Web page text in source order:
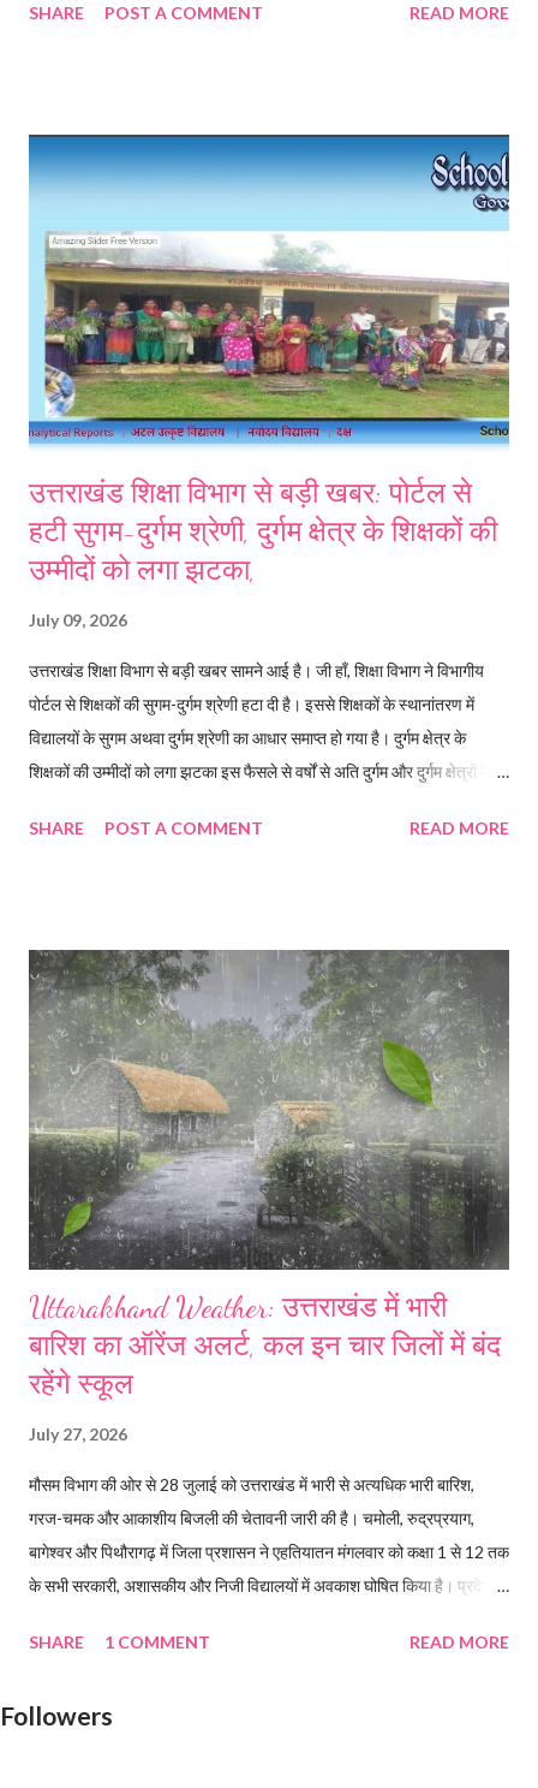
और टिहरी में जिला प्रशासन ने स्कूल बंद रखने के आदेश जारी किए किए। कल सभी
SHARE POST A COMMENT READ MORE
उत्तराखंड शिक्षा विभाग से बड़ी खबर: पोर्टल से
हटी सुगम-दुर्गम श्रेणी, दुर्गम क्षेत्र के शिक्षकों की
उम्मीदों को लगा झटका,
July 09, 2026
उत्तराखंड शिक्षा विभाग से बड़ी खबर सामने आई है। जी हाँ, शिक्षा विभाग ने विभागीय
पोर्टल से शिक्षकों की सुगम-दुर्गम श्रेणी हटा दी है। इससे शिक्षकों के स्थानांतरण में
विद्यालयों के सुगम अथवा दुर्गम श्रेणी का आधार समाप्त हो गया है। दुर्गम क्षेत्र के
शिक्षकों की उम्मीदों को लगा झटका इस फैसले से वर्षों से अति दुर्गम और दुर्गम क्षेत्रों में
को शिक्षा महानिदेशक की अध्यक्षता में गठित विभागीय समिति ने यह निर्णय लिया।
पदोन्नति, वेतनमान और उपलब्धियां दर्ज हैं। उधर, इस निर्णय की जानकारी मिलते ही
शिक्षक संगठनों ने विरोध शुरू कर दिया और इसे शिक्षकों के अधिकारों का हनन बताया।
एससीईआरटी शिक्षक संघ के निवर्तमान अध्यक्ष डा. अंकित जोशी ने निर्णय को
अन्यायपूर्ण बताते हुए कहा क...
SHARE POST A COMMENT READ MORE
Uttarakhand Weather: उत्तराखंड में भारी
बारिश का ऑरेंज अलर्ट, कल इन चार जिलों में बंद
रहेंगे स्कूल
July 27, 2026
मौसम विभाग की ओर से 28 जुलाई को उत्तराखंड में भारी से अत्यधिक भारी बारिश,
गरज-चमक और आकाशीय बिजली की चेतावनी जारी की है। चमोली, रुद्रप्रयाग,
बागेश्वर और पिथौरागढ़ में जिला प्रशासन ने एहतियातन मंगलवार को कक्षा 1 से 12 तक
के सभी सरकारी, अशासकीय और निजी विद्यालयों में अवकाश घोषित किया है। प्रदेश में
SHARE
1 COMMENT READ MORE
Followers